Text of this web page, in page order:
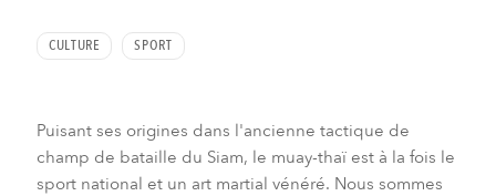
CULTURE SPORT
Puisant ses origines dans l'ancienne tactique de
champ de bataille du Siam, le muay-thaï est à la fois le
sport national et un art martial vénéré. Nous sommes